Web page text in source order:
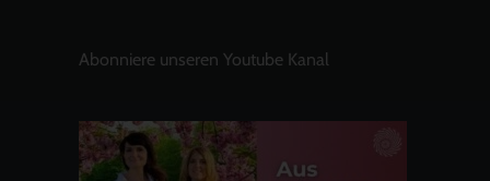
Abonniere unseren Youtube Kanal